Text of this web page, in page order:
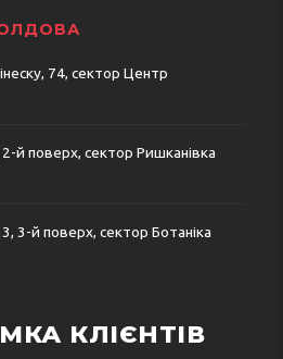
74, сектор Центр
й поверх, сектор Ришканівка
3-й поверх, сектор Ботаніка
КЛІЄНТІВ